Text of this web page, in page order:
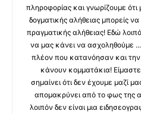
πληροφορίας και γνωρίζουμε ότι
δογματικής αλήθειας μπορείς
πραγματικής αλήθειας! Εδώ
να μας κάνει να ασχοληθούμε
πλέον που κατανόησαν και
κάνουν κομματάκια!
σημαίνει ότι δεν έχουμε μαζί
απομακρύνει από το φως της
λοιπόν δεν είναι μια